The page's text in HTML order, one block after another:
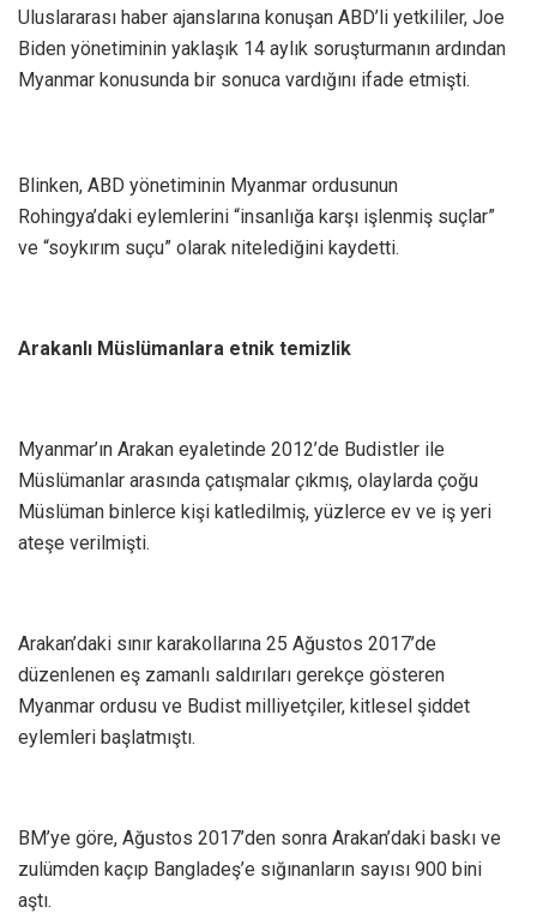
Uluslararası haber ajanslarına konuşan ABD’li yetkililer, Joe
Biden yönetiminin yaklaşık 14 aylık soruşturmanın ardından
Myanmar konusunda bir sonuca vardığını ifade etmişti.
Blinken, ABD yönetiminin Myanmar ordusunun
Rohingya’daki eylemlerini “insanlığa karşı işlenmiş suçlar”
ve “soykırım suçu” olarak nitelediğini kaydetti.
Arakanlı Müslümanlara etnik temizlik
Myanmar’ın Arakan eyaletinde 2012’de Budistler ile
Müslümanlar arasında çatışmalar çıkmış, olaylarda çoğu
Müslüman binlerce kişi katledilmiş, yüzlerce ev ve iş yeri
ateşe verilmişti.
Arakan’daki sınır karakollarına 25 Ağustos 2017’de
düzenlenen eş zamanlı saldırıları gerekçe gösteren
Myanmar ordusu ve Budist milliyetçiler, kitlesel şiddet
eylemleri başlatmıştı.
BM’ye göre, Ağustos 2017’den sonra Arakan’daki baskı ve
zulümden kaçıp Bangladeş’e sığınanların sayısı 900 bini
aştı.